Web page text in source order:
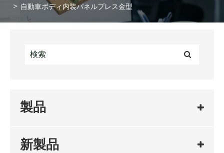
自動車ボディ内装パネルプレス金型
製品
新製品